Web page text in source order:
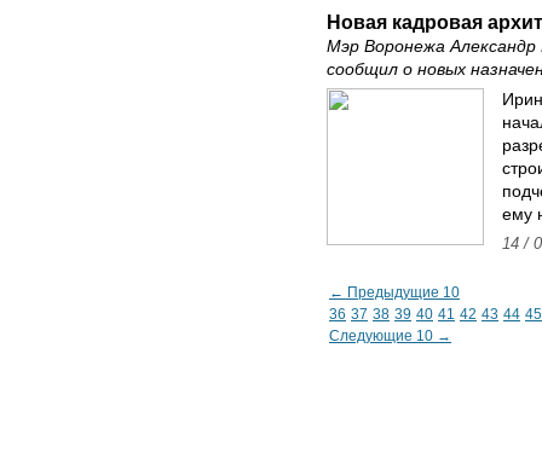
Новая кадровая
Мэр Воронежа Александр
сообщил о новых
ему
14 /
← Предыдущие 10
36 37 38 39 40 41 42 43 44 45
Следующие 10 →